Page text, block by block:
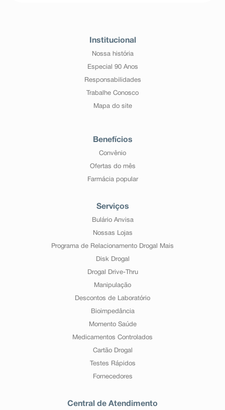
Existe informação limitada disponível quanto ao uso de
glimepirida na insuficiência renal. Pacientes com
insuficiência da função renal podem ser mais sensíveis
aos efeitos hipoglicemiantes deste medicamento.
População Pediátrica
Os dados são insuficientes para recomendar a
utilização de glimepirida.
Este medicamento não deve ser mastigado.
Institucional
Nossa história
Especial 90 Anos
Responsabilidades
Trabalhe Conosco
Mapa do site
Benefícios
Convênio
Ofertas do mês
Farmácia popular
Serviços
Bulário Anvisa
Nossas Lojas
Programa de Relacionamento Drogal Mais
Disk Drogal
Drogal Drive-Thru
Manipulação
Descontos de Laboratório
Bioimpedância
Momento Saúde
Medicamentos Controlados
Cartão Drogal
Testes Rápidos
Fornecedores
Central de Atendimento